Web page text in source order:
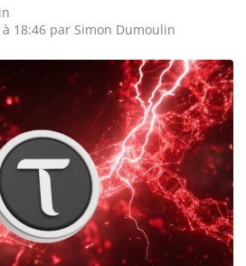
18:46 par Simon Dumoulin